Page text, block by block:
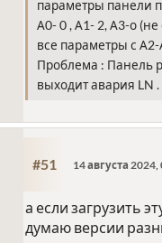
параметры панели
А0- 0 , А1- 2, А3-о
все параметры с
Проблема : Панель
выходит авария LN
#51 14 августа 2024,
а если загрузить
думаю версии